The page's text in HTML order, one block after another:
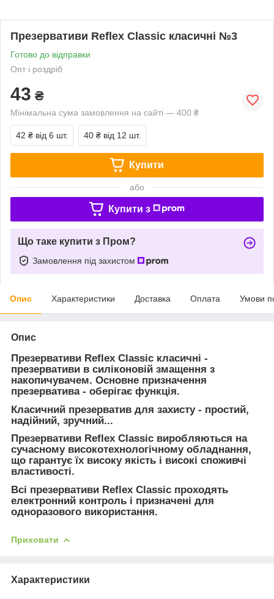
Презервативи Reflex Classic класичні №3
Готово до відправки
Опт і роздріб
43 ₴
Мінімальна сума замовлення на сайті — 400 ₴
42 ₴ від 6 шт. 40 ₴ від 12 шт.
Купити
або
Купити з
Що таке купити з Пром?
Замовлення під захистом
Опис Характеристики Доставка Оплата Умови
Опис
Презервативи Reflex Classic класичні -
презервативи в силіконовій змащення з
накопичувачем. Основне призначення
презерватива - оберігає функція.
Класичний презерватив для захисту - простий,
надійний, зручний...
Презервативи Reflex Classic виробляються на
сучасному високотехнологічному обладнання,
що гарантує їх високу якість і високі споживчі
властивості.
Всі презервативи Reflex Classic проходять
електронний контроль і призначені для
одноразового використання.
Приховати
Характеристики